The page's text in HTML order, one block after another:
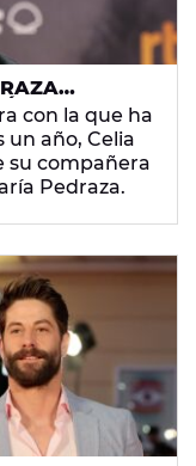
DEL
con la que ha
año, Celia
su compañera
Pedraza.